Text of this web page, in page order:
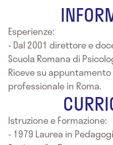
Esperienze:
- Dal 2001 direttore e
Scuola Romana di
Riceve su
professionale in Roma.
Istruzione e Formazione:
- 1979 Laurea in